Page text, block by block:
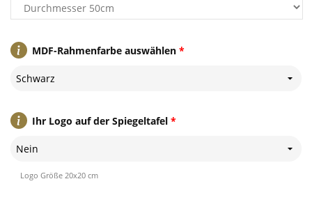
*
MDF-Rahmenfarbe auswählen
Schwarz
*
Ihr Logo auf der Spiegeltafel
Nein
Logo Größe 20x20 cm